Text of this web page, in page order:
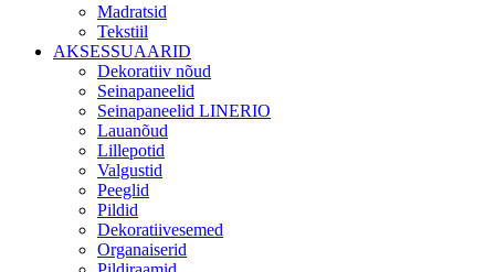
Madratsid
Tekstiil
AKSESSUAARID
Dekoratiiv nõud
Seinapaneelid
Seinapaneelid LINERIO
Lauanõud
Lillepotid
Valgustid
Peeglid
Pildid
Dekoratiivesemed
Organaiserid